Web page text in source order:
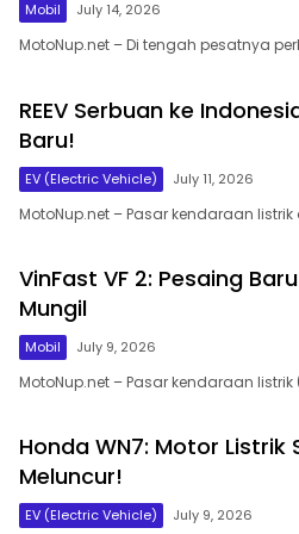
Mobil July 14, 2026
MotoNup.net – Di tengah pesatnya
REEV Serbuan ke
Baru!
EV (Electric Vehicle) July 11, 2026
MotoNup.net – Pasar kendaraan
VinFast VF 2: Pesaing
Mungil
Mobil July 9, 2026
MotoNup.net – Pasar kendaraan
Honda WN7: Motor
Meluncur!
EV (Electric Vehicle) July 9, 2026